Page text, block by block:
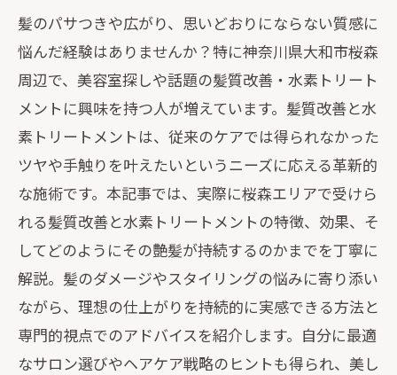
髪のパサつきや広がり、思いどおりにならない質感に
悩んだ経験はありませんか？特に神奈川県大和市桜森
周辺で、美容室探しや話題の髪質改善・水素トリート
メントに興味を持つ人が増えています。髪質改善と水
素トリートメントは、従来のケアでは得られなかった
ツヤや手触りを叶えたいというニーズに応える革新的
な施術です。本記事では、実際に桜森エリアで受けら
れる髪質改善と水素トリートメントの特徴、効果、そ
してどのようにその艶髪が持続するのかまでを丁寧に
解説。髪のダメージやスタイリングの悩みに寄り添い
ながら、理想の仕上がりを持続的に実感できる方法と
専門的視点でのアドバイスを紹介します。自分に最適
なサロン選びやヘアケア戦略のヒントも得られ、美し